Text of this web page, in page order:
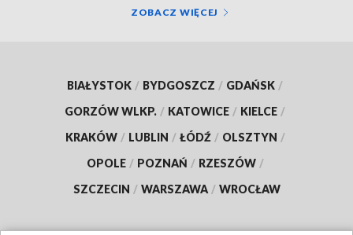
ZOBACZ WIĘCEJ
BIAŁYSTOK / BYDGOSZCZ / GDAŃSK /
GORZÓW WLKP. / KATOWICE / KIELCE /
KRAKÓW / LUBLIN / ŁÓDŹ / OLSZTYN /
OPOLE / POZNAŃ / RZESZÓW /
SZCZECIN / WARSZAWA / WROCŁAW